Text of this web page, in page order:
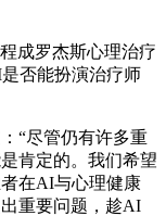
成罗杰斯心理治疗
否能扮演治疗师
“尽管仍有许多重
肯定的。我们希望
在AI与心理健康
重要问题，趁AI